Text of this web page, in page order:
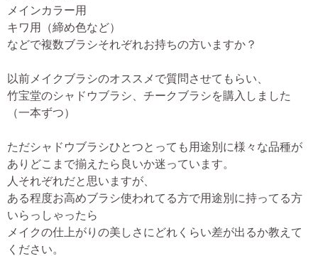
メインカラー用
キワ用（締め色など）
などで複数ブラシそれぞれお持ちの方いますか？
以前メイクブラシのオススメで質問させてもらい、
竹宝堂のシャドウブラシ、チークブラシを購入しました
（一本ずつ）
ただシャドウブラシひとつとっても用途別に様々な品種が
ありどこまで揃えたら良いか迷っています。
人それぞれだと思いますが、
ある程度お高めブラシ使われてる方で用途別に持ってる方
いらっしゃったら
メイクの仕上がりの美しさにどれくらい差が出るか教えて
ください。